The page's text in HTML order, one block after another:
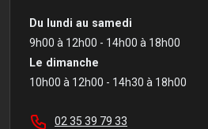
Du lundi au samedi
9h00 à 12h00 - 14h00 à 18h00
Le dimanche
10h00 à 12h00 - 14h30 à 18h00
02 35 39 79 33